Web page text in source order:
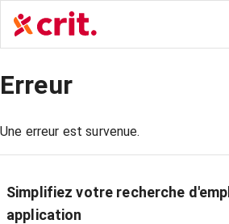
Erreur
Une erreur est survenue.
Simplifiez votre recherche
application